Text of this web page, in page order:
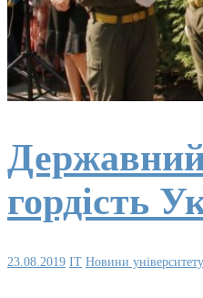
гордість
23.08.2019 IT Новини університету